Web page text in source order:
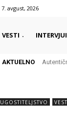
7. avgust, 2026
VESTI INTERVJUI
AKTUELNOAutentični
UGOSTITELJSTVO